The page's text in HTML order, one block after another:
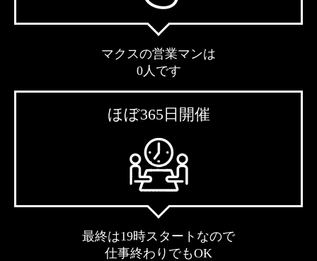
マクスの営業マンは
0人です
ほぼ365日開催
最終は19時スタートなので
仕事終わりでもOK